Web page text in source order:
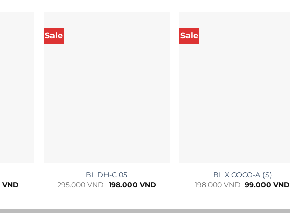
VNDGiá
Sale
BL DH-C 05
295.000VND Giá
198.000 VNDGiá
Sale
BL X COCO-A (S)
198.000VND Giá
99.000VND